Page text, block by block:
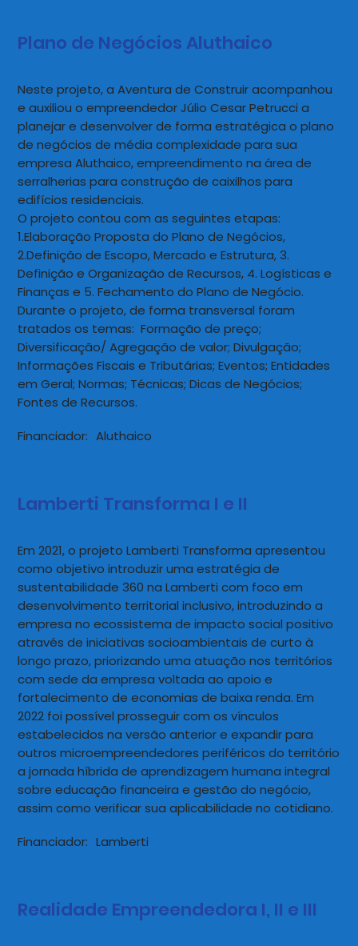
Plano de Negócios Aluthaico
Neste projeto, a Aventura de Construir acompanhou
e auxiliou o empreendedor Júlio Cesar Petrucci a
planejar e desenvolver de forma estratégica o plano
de negócios de média complexidade para sua
empresa Aluthaico, empreendimento na área de
serralherias para construção de caixilhos para
edifícios residenciais.
O projeto contou com as seguintes etapas:
1.Elaboração Proposta do Plano de Negócios,
2.Definição de Escopo, Mercado e Estrutura, 3.
Definição e Organização de Recursos, 4. Logísticas e
Finanças e 5. Fechamento do Plano de Negócio.
Durante o projeto, de forma transversal foram
tratados os temas: Formação de preço;
Diversificação/ Agregação de valor; Divulgação;
Informações Fiscais e Tributárias; Eventos; Entidades
em Geral; Normas; Técnicas; Dicas de Negócios;
Fontes de Recursos.
Aluthaico
Financiador:
Lamberti Transforma I e II
Em 2021, o projeto Lamberti Transforma apresentou
como objetivo introduzir uma estratégia de
sustentabilidade 360 na Lamberti com foco em
desenvolvimento territorial inclusivo, introduzindo a
empresa no ecossistema de impacto social positivo
através de iniciativas socioambientais de curto à
longo prazo, priorizando uma atuação nos territórios
com sede da empresa voltada ao apoio e
fortalecimento de economias de baixa renda. Em
2022 foi possível prosseguir com os vínculos
estabelecidos na versão anterior e expandir para
outros microempreendedores periféricos do território
a jornada híbrida de aprendizagem humana integral
sobre educação financeira e gestão do negócio,
assim como verificar sua aplicabilidade no cotidiano.
Lamberti
Financiador:
Realidade Empreendedora I, II e III